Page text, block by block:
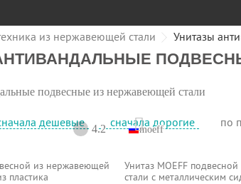
из нержавеющей стали Унитазы
подвесные из нержавеющей стали
дешевые сначала дорогие по
4.2
из нержавеющей
пластика
moeff
Унитаз MOEFF
стали c металлическим